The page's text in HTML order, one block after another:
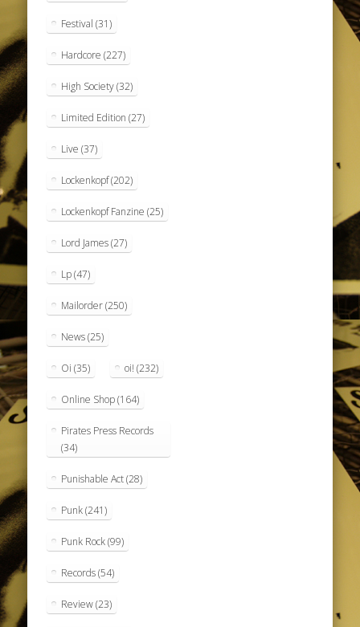
Festival (31)
Hardcore (227)
High Society(32)
Limited Edition (27)
Live (37)
Lockenkopf(202)
Lockenkopf Fanzine (25)
Lord James(27)
Lp(47)
Mailorder(250)
News(25)
Oi (35) oi! (232)
Online Shop(164)
Pirates Press Records
(34)
Punishable Act(28)
Punk(241)
Punk Rock(99)
Records(54)
Review(23)